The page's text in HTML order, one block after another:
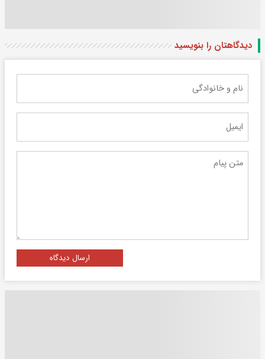
دیدگاهتان را بنویسید
ارسال دیدگاه